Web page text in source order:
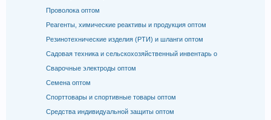
Проволока оптом
Реагенты, химические реактивы и продукция оптом
Резинотехнические изделия (РТИ) и шланги оптом
Садовая техника и сельскохозяйственный инвентарь о
Сварочные электроды оптом
Семена оптом
Спорттовары и спортивные товары оптом
Средства индивидуальной защиты оптом